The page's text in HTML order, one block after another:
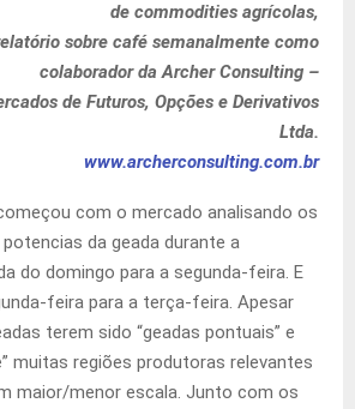
de commodities agrícolas,
sobre café semanalmente como
colaborador da Archer Consulting –
de Futuros, Opções e Derivativos
Ltda.
www.archerconsulting.com.br
com o mercado analisando os
da geada durante a
do domingo para a segunda-feira. E
feira para a terça-feira. Apesar
terem sido “geadas pontuais” e
muitas regiões produtoras relevantes
maior/menor escala. Junto com os